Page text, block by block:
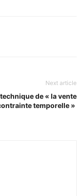
Next article
de « la vente
temporelle »